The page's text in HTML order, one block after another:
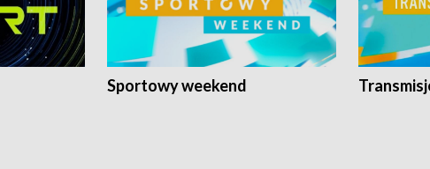
Sportowy weekend